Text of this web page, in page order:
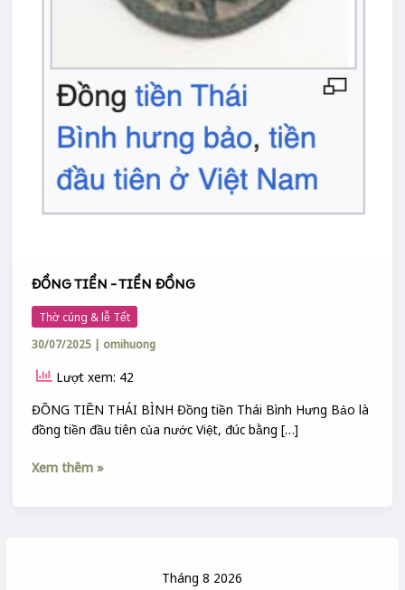
Tháng 8 2026
ĐỒNG TIỀN – TIỀN ĐỒNG
Thờ cúng & lễ Tết
30/07/2025 | omihuong
Lượt xem: 42
ĐỒNG TIỀN THÁI BÌNH Đồng tiền Thái Bình Hưng Bảo là
đồng tiền đầu tiên của nước Việt, đúc bằng […]
Xem thêm »